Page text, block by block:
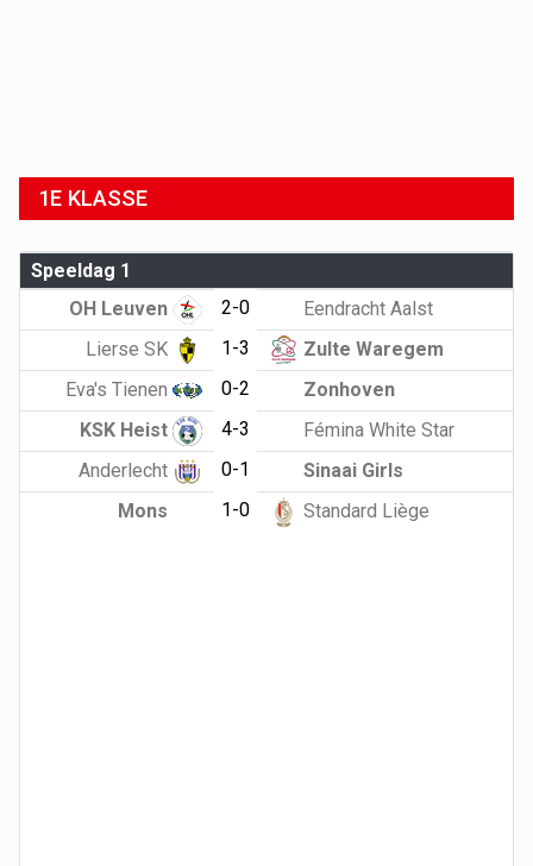
1E KLASSE
Speeldag 1
OH Leuven
2-0
Eendracht Aalst
Lierse SK
1-3
Zulte Waregem
Eva's Tienen
0-2
Zonhoven
KSK Heist
4-3
Fémina White Star
Anderlecht
0-1
Sinaai Girls
Mons
1-0 Standard Liège